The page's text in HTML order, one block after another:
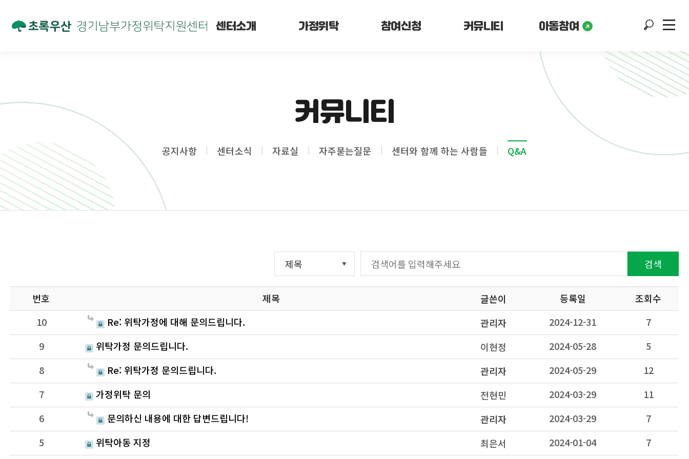
센터소개 가정위탁 참여신청 커뮤니티 아동참여
커뮤니티
공지사항 센터소식 자료실 자주묻는질문 센터와 함께 하는 사람들 Q&A
검색
번호 제목 글쓴이 등록일
조회수
10
Re: 위탁가정에 대해 문의드립니다. 관리자 2024-12-31
7
9
위탁가정 문의드립니다. 이현정 2024-05-28
5
8
Re: 위탁가정 문의드립니다. 관리자 2024-05-29
12
7
가정위탁 문의 전현민 2024-03-29
11
6
문의하신 내용에 대한 답변드립니다! 관리자 2024-03-29
7
5
위탁아동 지정 최은서 2024-01-04
7